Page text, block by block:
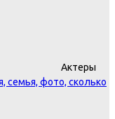
Актеры
семья, фото, сколько